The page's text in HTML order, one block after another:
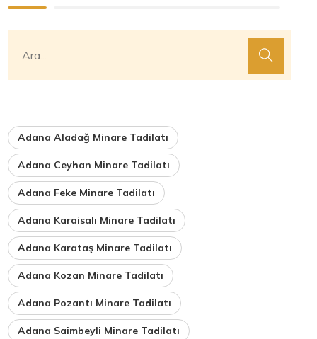
Adana Aladağ Minare Tadilatı
Adana Ceyhan Minare Tadilatı
Adana Feke Minare Tadilatı
Adana Karaisalı Minare Tadilatı
Adana Karataş Minare Tadilatı
Adana Kozan Minare Tadilatı
Adana Pozantı Minare Tadilatı
Adana Saimbeyli Minare Tadilatı